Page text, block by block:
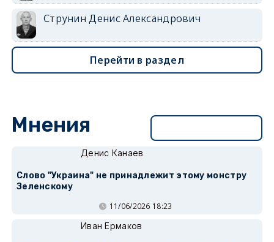
Струнин Денис Александрович
Перейти в раздел
Мнения
Денис Канаев
Слово "Украина" не принадлежит этому монстру
Зеленскому
11/06/2026 18:23
Иван Ермаков